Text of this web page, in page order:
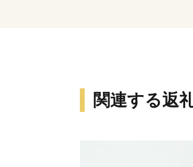
関連する返